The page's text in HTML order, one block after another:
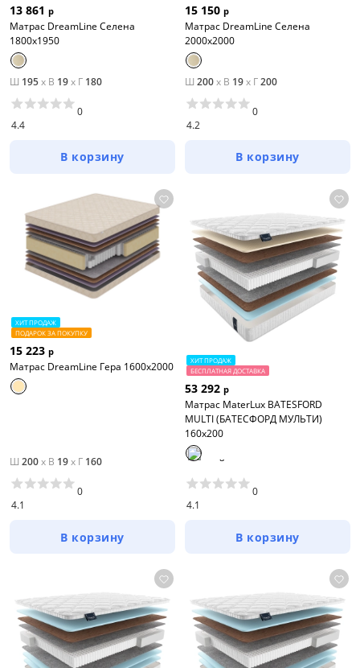
13 861 р
Матрас DreamLine Селена
1800x1950
Ш 195x В 19x Г 180
4.4
0
В корзину
15 150 р
Матрас DreamLine Селена
2000x2000
Ш 200x В 19x Г200
4.2
0
В корзину
ХИТ ПРОДАЖ
ПОДАРОК ЗА ПОКУПКУ
15 223 р
Матрас DreamLine Гера 1600x2000
Ш 200x В 19x Г 160
4.1
0
В корзину
ХИТ ПРОДАЖ
БЕСПЛАТНАЯ ДОСТАВКА
53 292 р
Матрас MaterLux BATESFORD
MULTI (БАТЕСФОРД МУЛЬТИ)
160x200
4.1
0
В корзину